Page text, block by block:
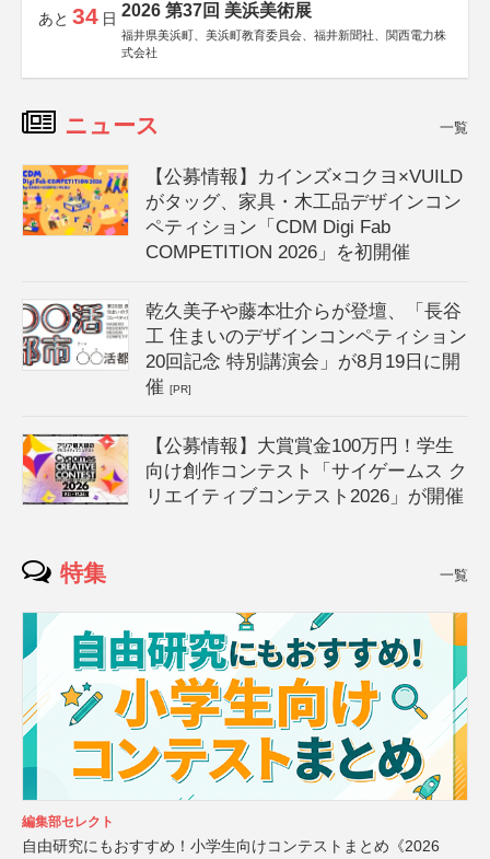
あと 34 日 2026 第37回 美浜美術展
福井県美浜町、美浜町教育委員会、福井新聞社、関西電力株
式会社
ニュース 一覧
【公募情報】カインズ×コクヨ×VUILD
がタッグ、家具・木工品デザインコン
ペティション「CDM Digi Fab
COMPETITION 2026」を初開催
乾久美子や藤本壮介らが登壇、「長谷
工 住まいのデザインコンペティション
20回記念 特別講演会」が8月19日に開
催[PR]
【公募情報】大賞賞金100万円！学生
向け創作コンテスト「サイゲームス ク
リエイティブコンテスト2026」が開催
特集 一覧
編集部セレクト
自由研究にもおすすめ！小学生向けコンテストまとめ《2026